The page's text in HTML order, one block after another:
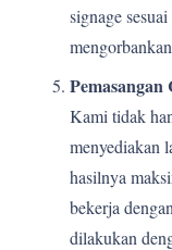
signage
Kami tidak
menyediakan
hasilnya
bekerja
dilakukan